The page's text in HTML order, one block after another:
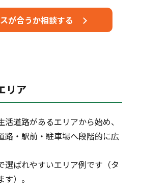
が合うか相談する
リア
活道路があるエリアから始め、
路・駅前・駐車場へ段階的に広
選ばれやすいエリア例です（タ
）。